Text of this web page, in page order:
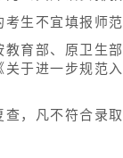
生不宜填报师范
育部、原卫生
于进一步规范
，凡不符合录